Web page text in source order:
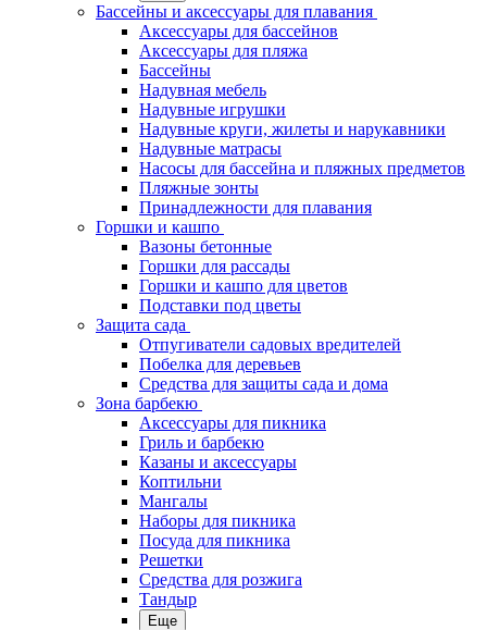
Бассейны и аксессуары для плавания
Аксессуары для бассейнов
Аксессуары для пляжа
Бассейны
Надувная мебель
Надувные игрушки
Надувные круги, жилеты и нарукавники
Надувные матрасы
Насосы для бассейна и пляжных предметов
Пляжные зонты
Принадлежности для плавания
Горшки и кашпо
Вазоны бетонные
Горшки для рассады
Горшки и кашпо для цветов
Подставки под цветы
Защита сада
Отпугиватели садовых вредителей
Побелка для деревьев
Средства для защиты сада и дома
Зона барбекю
Аксессуары для пикника
Гриль и барбекю
Казаны и аксессуары
Коптильни
Мангалы
Наборы для пикника
Посуда для пикника
Решетки
Средства для розжига
Тандыр
Еще